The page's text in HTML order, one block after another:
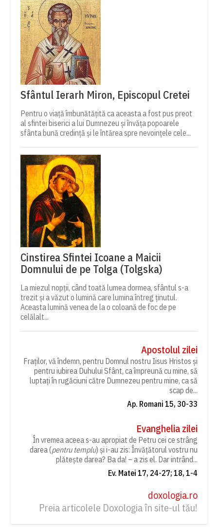
Sfântul Ierarh Miron, Episcopul Cretei
Pentru o viață îmbunătățită ca aceasta a fost pus preot
al sfintei biserici a lui Dumnezeu și învăța popoarele
sfânta bună credință și le întărea spre nevoințele cele...
Cinstirea Sfintei Icoane a Maicii
Domnului de pe Tolga (Tolgska)
La miezul nopții, când toată lumea dormea, sfântul s-a
trezit și a văzut o lumină care lumina întreg ținutul.
Aceasta lumină venea de la o coloană de foc de pe
celălalt...
Apostolul zilei
Fraților, vă îndemn, pentru Domnul nostru Iisus Hristos și
pentru iubirea Duhului Sfânt, ca împreună cu mine, să
luptați în rugăciuni către Dumnezeu pentru mine, ca să
scap de...
Ap. Romani 15, 30-33
Evanghelia zilei
În vremea aceea s-au apropiat de Petru cei ce strâng
darea (pentru templu) și i-au zis: Învățătorul vostru nu
plătește darea? Ba da! – a zis el. Dar intrând...
Ev. Matei 17, 24-27; 18, 1-4
doxologia.ro
Preia articolele Doxologia în site-ul tău!